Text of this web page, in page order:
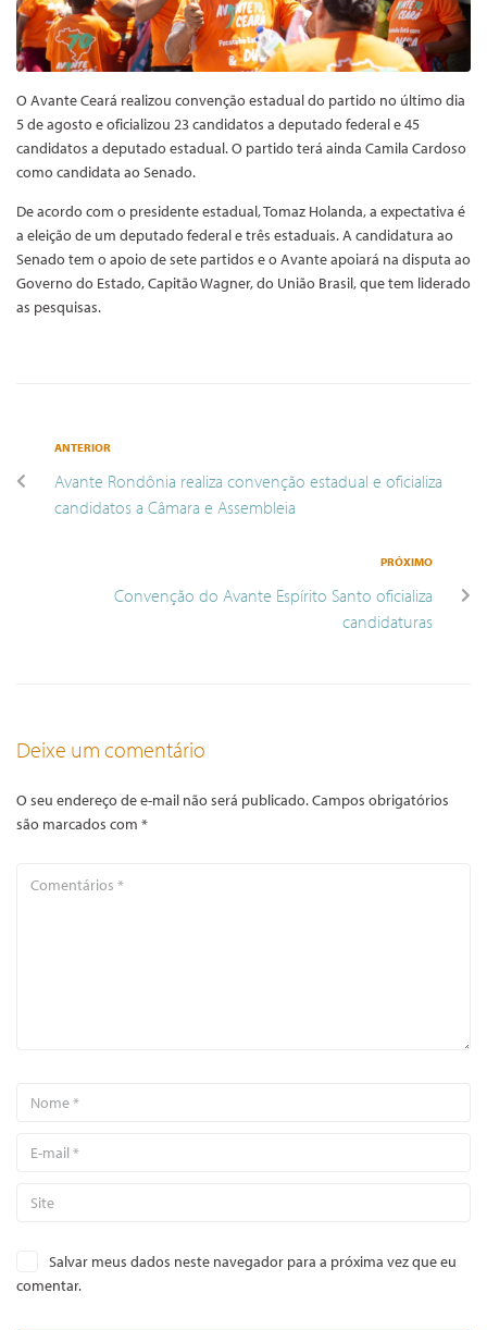
O Avante Ceará realizou convenção estadual do partido no último dia
5 de agosto e oficializou 23 candidatos a deputado federal e 45
candidatos a deputado estadual. O partido terá ainda Camila Cardoso
como candidata ao Senado.
De acordo com o presidente estadual, Tomaz Holanda, a expectativa é
a eleição de um deputado federal e três estaduais. A candidatura ao
Senado tem o apoio de sete partidos e o Avante apoiará na disputa ao
Governo do Estado, Capitão Wagner, do União Brasil, que tem liderado
as pesquisas.
ANTERIOR
Avante Rondônia realiza convenção estadual e oficializa
candidatos a Câmara e Assembleia
PRÓXIMO
Convenção do Avante Espírito Santo oficializa
candidaturas
Deixe um comentário
O seu endereço de e-mail não será publicado.Campos obrigatórios
são marcados com *
Salvar meus dados neste navegador para a próxima vez que eu
comentar.